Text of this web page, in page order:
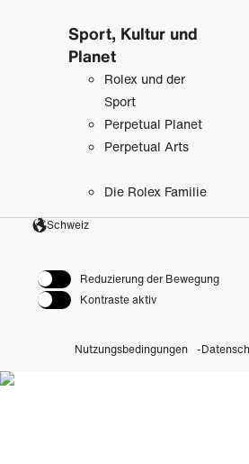
Sport, Kultur und
Planet
Rolex und der
Sport
Perpetual Planet
Perpetual Arts
Die Rolex Familie
Schweiz
Reduzierung der Bewegung
Kontraste aktiv
Nutzungsbedingungen